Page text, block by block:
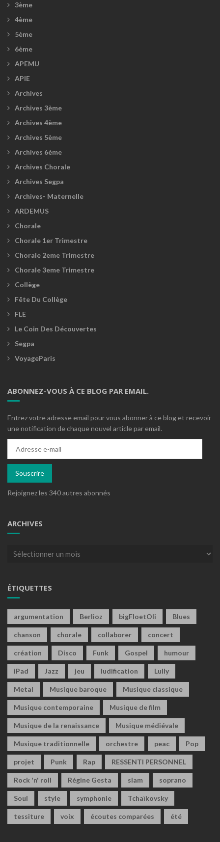
3ème
4ème
5ème
6ème
APEMU
APIE
Archives
Archives 3ème
Archives 4ème
Archives 5ème
Archives 6ème
Archives Chorale
Archives Segpa
Archives- Maternelle
ARDEMUS
Chorale
Chorale 1er Trimestre
Chorale 2eme Trimestre
Chorale 3eme Trimestre
Collège
Fête Du Collège
FLE
Le Coin Des Découvertes
Segpa
VoyageParis
ABONNEZ-VOUS À CE BLOG PAR EMAIL.
Entrez votre adresse email pour vous abonner à ce blog et recevoir
une notification de chaque nouvel article par email.
mail
Souscrire
Rejoignez les 340 autres abonnés
ARCHIVES
Archives
ÉTIQUETTES
argumentation Berlioz bigFloetOli Blues
chanson chorale collaborer concert
création Disco Funk Gospel humour
iPad Jazz jeu ludification Lully
Metal Musique baroque Musique classique
Musique contemporaine Musique de film
Musique de la renaissance Musique médiévale
Musique traditionnelle orchestre peac Pop
projet Punk Rap RESSENTI PERSONNEL
Rock 'n' roll Régine Gesta slam soprano
Soul style symphonie Tchaïkovsky
tessiture voix écoutes comparées été